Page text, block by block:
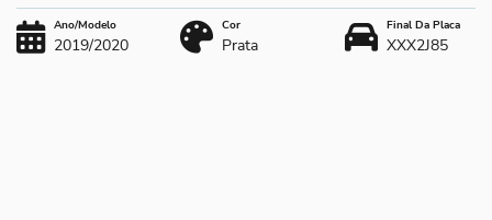
Ano/Modelo
2019/2020
Cor
Prata
Final Da Placa
XXX2J85